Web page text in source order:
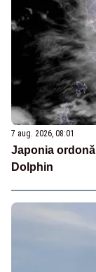
7 aug. 2026, 08:01
Japonia
Dolphin